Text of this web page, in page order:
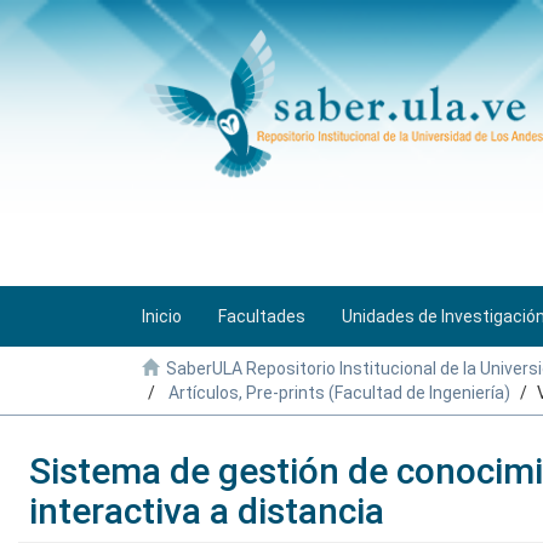
Inicio Facultades Unidades de
SaberULA Repositorio Institucional de la
Artículos, Pre-prints (Facultad de Ingeniería)
Sistema de gestión de
interactiva a distancia